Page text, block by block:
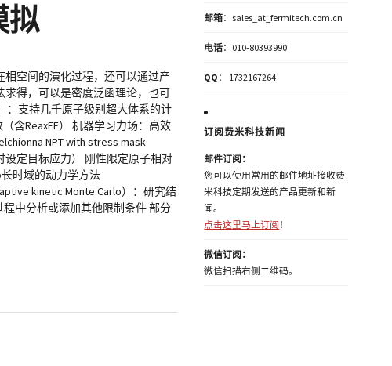
拟
空间的演化过程，还可以通过产
得，可以是密度泛函理论，也可
：支持几千原子级别超大体系的计
含ReaxFF） 机器学习力场：高效
NPT with stress mask
设定目标应力） 刚性限定原子相对
时域的动力学方法
kinetic Monte Carlo）：研究结
中分析或添加其他限制条件 部分
邮箱：sales_at_fermitech.com.cn
电话：010-80393990
QQ ： 1732167264
订阅费米科技新闻
邮件订阅：
您可以使用常用的邮件地址接收费
米科技定期发送的产品更新和新
闻。
点击这里马上订阅 ！
微信订阅：
微信扫描右侧二维码。